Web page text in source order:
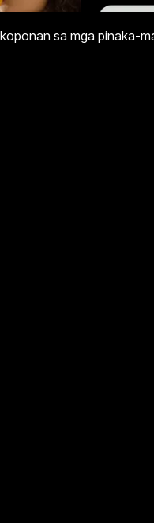
sa mga pinaka-